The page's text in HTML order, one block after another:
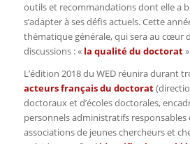
outils et recommandations dont elle a
s’adapter à ses défis actuels. Cette
thématique générale, qui sera au cœur
discussions : « la qualité du doctorat
L’édition 2018 du WED réunira durant
acteurs français du doctorat
doctoraux et d’écoles doctorales,
personnels administratifs
associations de jeunes chercheurs et